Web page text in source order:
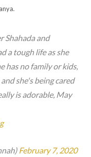
Shahada and
a tough life as she
has no family or kids,
she's being cared
is adorable, May
February 7, 2020